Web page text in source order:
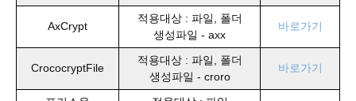
AxCrypt
적용대상 : 파일, 폴더
생성파일 - axx
바로가기
CrococryptFile
적용대상 : 파일, 폴더
생성파일 - croro
바로가기